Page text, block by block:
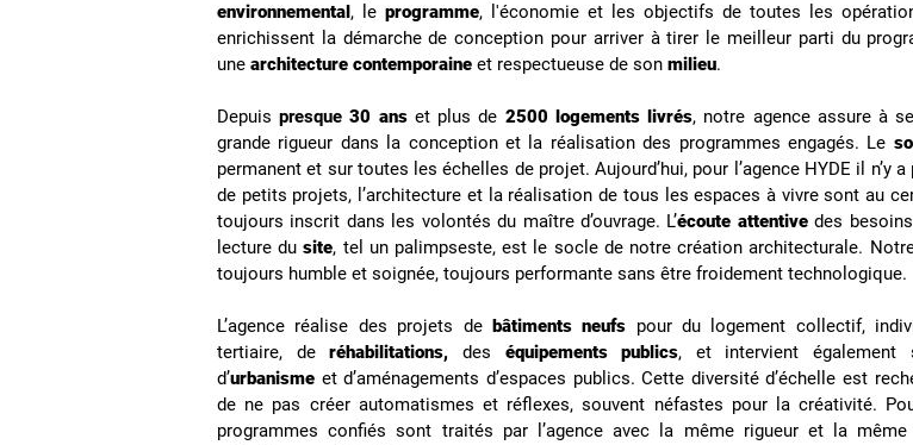
environnemental, le programme, l'économie et les objectifs de toutes les
enrichissent la démarche de conception pour arriver à tirer le meilleur parti du
une architecture contemporaine et respectueuse de son milieu.
Depuispresque 30 anset plus de 2500 logements livrés, notre agence assure à
grande rigueur dans la conception et la réalisation des programmes engagés. Le
permanent et sur toutes les échelles de projet. Aujourd’hui, pour l’agence HYDE il n’y
de petits projets, l’architecture et la réalisation de tous les espaces à vivre sont au
toujours inscrit dans les volontés du maître d’ouvrage. L’écoute attentivedes
lecture dusite, tel un palimpseste, est le socle de notre création architecturale.
toujours humble et soignée, toujours performante sans être froidement technologique.
L’agence réalise des projets de bâtiments neufs pour du logement collectif,
tertiaire, deréhabilitations, des équipements publics, et intervient également
d’urbanisme et d’aménagements d’espaces publics. Cette diversité d’échelle est
de ne pas créer automatismes et réflexes, souvent néfastes pour la créativité.
programmes confiés sont traités par l’agence avec la même rigueur et la